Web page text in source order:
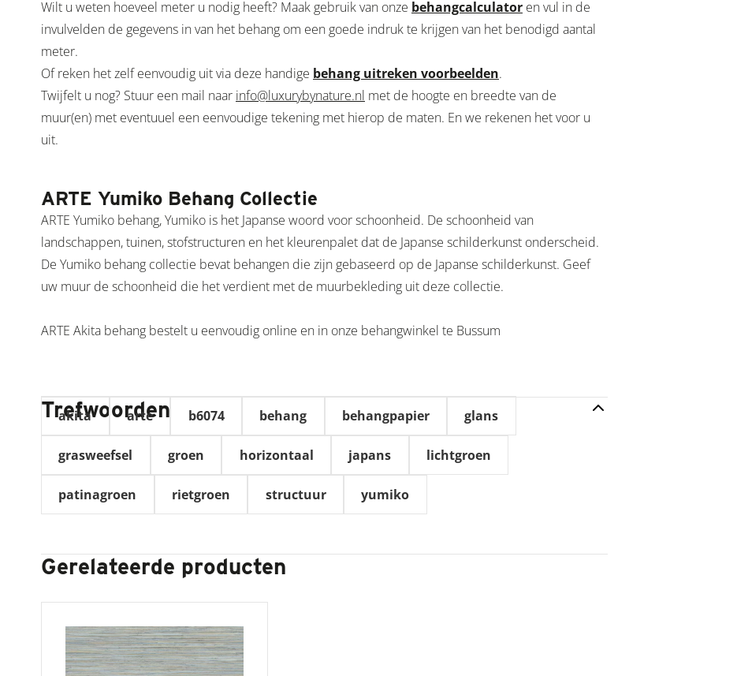
Wilt u weten hoeveel meter u nodig heeft? Maak gebruik van onze behangcalculator en vul in de
invulvelden de gegevens in van het behang om een goede indruk te krijgen van het benodigd aantal
meter.
Of reken het zelf eenvoudig uit via deze handige behang uitreken voorbeelden.
Twijfelt u nog? Stuur een mail naar info@luxurybynature.nl met de hoogte en breedte van de
muur(en) met eventuuel een eenvoudige tekening met hierop de maten. En we rekenen het voor u
uit.
ARTE Yumiko Behang Collectie
ARTE Yumiko behang, Yumiko is het Japanse woord voor schoonheid. De schoonheid van
landschappen, tuinen, stofstructuren en het kleurenpalet dat de Japanse schilderkunst onderscheid.
De Yumiko behang collectie bevat behangen die zijn gebaseerd op de Japanse schilderkunst. Geef
uw muur de schoonheid die het verdient met de muurbekleding uit deze collectie.
ARTE Akita behang bestelt u eenvoudig online en in onze behangwinkel te Bussum
Trefwoorden
akita arte b6074 behang behangpapier glans
grasweefsel groen horizontaal japans lichtgroen
patinagroen rietgroen structuur yumiko
Gerelateerde producten